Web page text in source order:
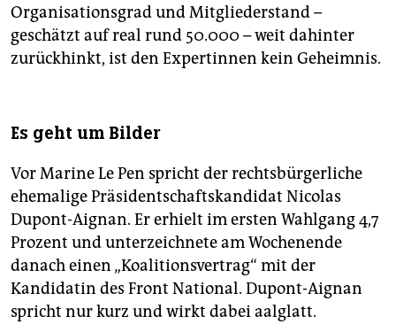
Organisationsgrad und Mitgliederstand –
geschätzt auf real rund 50.000 – weit dahinter
zurückhinkt, ist den Expertinnen kein Geheimnis.
Es geht um Bilder
Vor Marine Le Pen spricht der rechtsbürgerliche
ehemalige Präsidentschaftskandidat Nicolas
Dupont-Aignan. Er erhielt im ersten Wahlgang 4,7
Prozent und unterzeichnete am Wochenende
danach einen „Koalitionsvertrag“ mit der
Kandidatin des Front National. Dupont-Aignan
spricht nur kurz und wirkt dabei aalglatt.